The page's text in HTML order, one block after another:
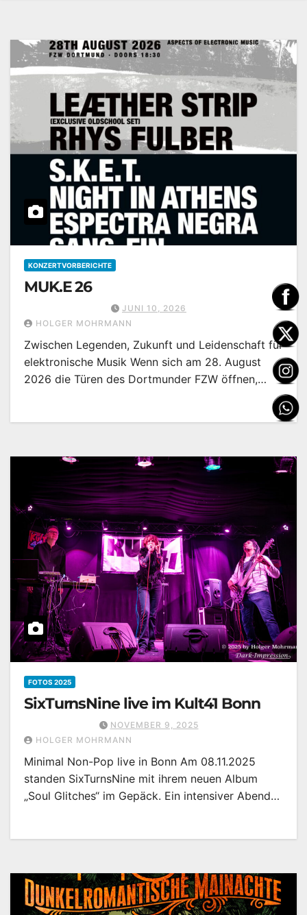
KONZERTVORBERICHTE
MUK.E 26
JUNI 10, 2026
HOLGER MOHRMANN
Zwischen Legenden, Zukunft und Leidenschaft für
elektronische Musik Wenn sich am 28. August
2026 die Türen des Dortmunder FZW öffnen,…
FOTOS 2025
SixTurnsNine live im Kult41 Bonn
NOVEMBER 9, 2025
HOLGER MOHRMANN
Minimal Non-Pop live in Bonn Am 08.11.2025
standen SixTurnsNine mit ihrem neuen Album
„Soul Glitches“ im Gepäck. Ein intensiver Abend…